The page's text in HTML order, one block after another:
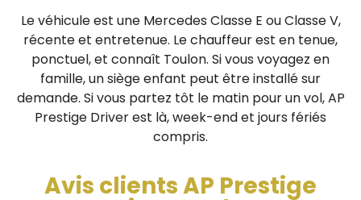
Le véhicule est une Mercedes Classe E ou Classe V,
récente et entretenue. Le chauffeur est en tenue,
ponctuel, et connaît Toulon. Si vous voyagez en
famille, un siège enfant peut être installé sur
demande. Si vous partez tôt le matin pour un vol, AP
Prestige Driver est là, week-end et jours fériés
compris.
Avis clients AP Prestige